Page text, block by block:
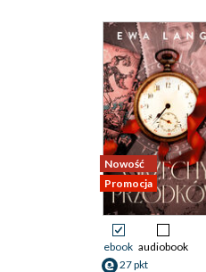
Nowość
Promocja
ebook audiobook
27 pkt